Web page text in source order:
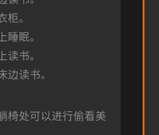
柜。
睡眠。
读书。
边读书。
椅处可以进行偷看美